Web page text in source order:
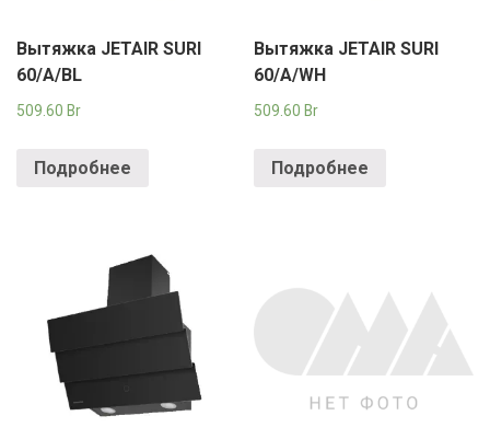
Вытяжка JETAIR SURI
60/A/BL
509.60 Br
Подробнее
Вытяжка JETAIR SURI
60/A/WH
509.60 Br
Подробнее